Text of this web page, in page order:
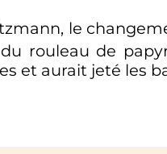
le
rouleau de
et aurait jeté les